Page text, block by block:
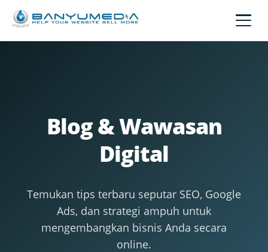
Blog & Wawasan
Digital
Temukan tips terbaru seputar SEO, Google
Ads, dan strategi ampuh untuk
mengembangkan bisnis Anda secara
online.